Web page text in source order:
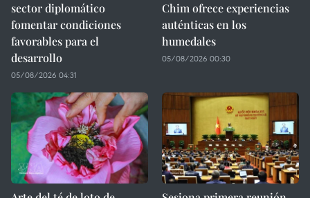
sector diplomático
fomentar condiciones
favorables para el
desarrollo
05/08/2026 04:31
Chim ofrece experiencias
auténticas en los
humedales
05/08/2026 00:30